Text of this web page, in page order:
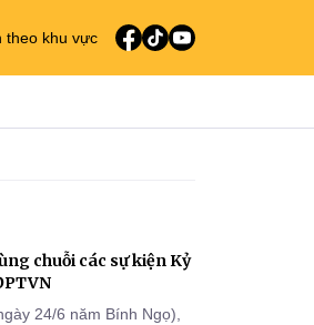
theo khu vực
chuỗi các sự kiện Kỷ
24/6 năm Bính Ngọ),